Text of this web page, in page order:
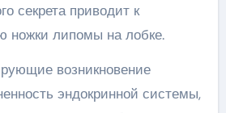
секрета приводит к
ножки липомы на лобке.
возникновение
эндокринной системы,